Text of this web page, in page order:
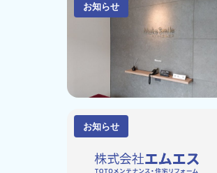
お知らせ
お知らせ